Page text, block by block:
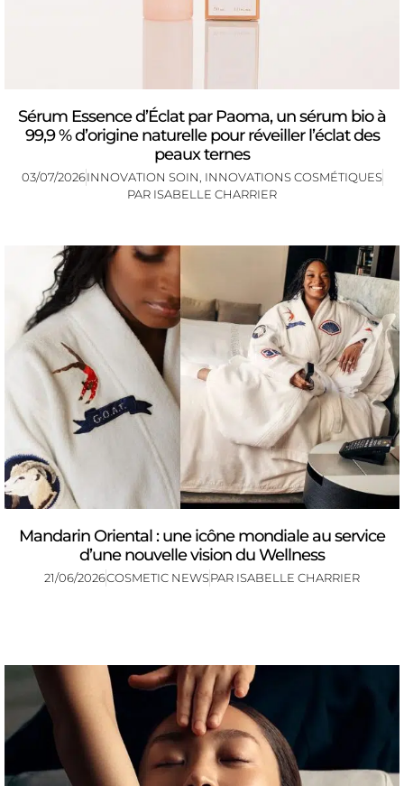
Sérum Essence d’Éclat par Paoma, un sérum bio à
99,9 % d’origine naturelle pour réveiller l’éclat des
peaux ternes
03/07/2026INNOVATION SOIN INNOVATIONS COSMÉTIQUES
PAR ISABELLE CHARRIER
Mandarin Oriental : une icône mondiale au service
d’une nouvelle vision du Wellness
21/06/2026COSMETIC NEWSPAR ISABELLE CHARRIER